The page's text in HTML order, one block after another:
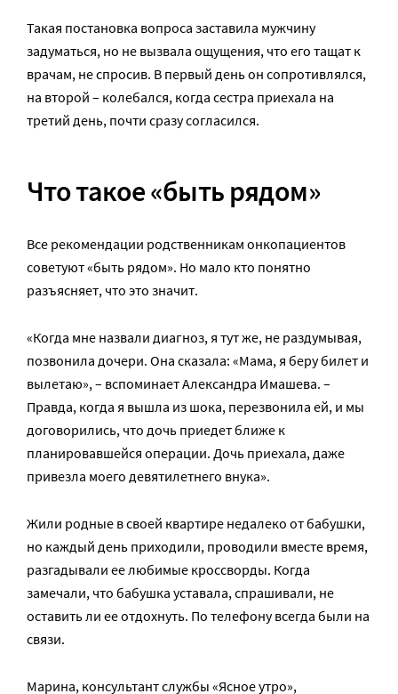
Такая постановка вопроса заставила мужчину
задуматься, но не вызвала ощущения, что его тащат к
врачам, не спросив. В первый день он сопротивлялся,
на второй – колебался, когда сестра приехала на
третий день, почти сразу согласился.
Что такое «быть рядом»
Все рекомендации родственникам онкопациентов
советуют «быть рядом». Но мало кто понятно
разъясняет, что это значит.
«Когда мне назвали диагноз, я тут же, не раздумывая,
позвонила дочери. Она сказала: «Мама, я беру билет и
вылетаю», – вспоминает Александра Имашева. –
Правда, когда я вышла из шока, перезвонила ей, и мы
договорились, что дочь приедет ближе к
планировавшейся операции. Дочь приехала, даже
привезла моего девятилетнего внука».
Жили родные в своей квартире недалеко от бабушки,
но каждый день приходили, проводили вместе время,
разгадывали ее любимые кроссворды. Когда
замечали, что бабушка уставала, спрашивали, не
оставить ли ее отдохнуть. По телефону всегда были на
связи.
Марина, консультант службы «Ясное утро»,